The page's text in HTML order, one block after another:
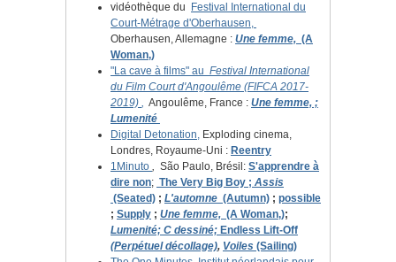
vidéothèque du
Festival International du
Court-Métrage d'Oberhausen,
Oberhausen, Allemagne : Une femme, (A
Woman,)
"La cave à films" au Festival International
du Film Court d'Angoulême (FIFCA 2017-
2019) , Angoulême, France : Une femme, ;
Lumenité
Digital Detonation, Exploding cinema,
Londres, Royaume-Uni : Reentry
1Minuto , São Paulo, Brésil: S'apprendre à
dire non; The Very Big Boy ; Assis
(Seated) ; L'automne (Autumn) ; possible
; Supply ; Une femme, (A Woman,);
Lumenité; C dessiné; Endless Lift-Off
(Perpétuel décollage), Voiles (Sailing)